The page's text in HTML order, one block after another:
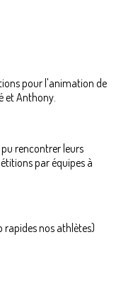
pour l'animation de
et Anthony.
rencontrer leurs
par équipes à
nos athlètes)